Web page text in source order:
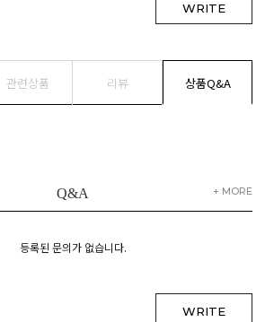
WRITE
관련상품 리뷰 상품Q&A
Q&A + MORE
등록된 문의가 없습니다.
WRITE